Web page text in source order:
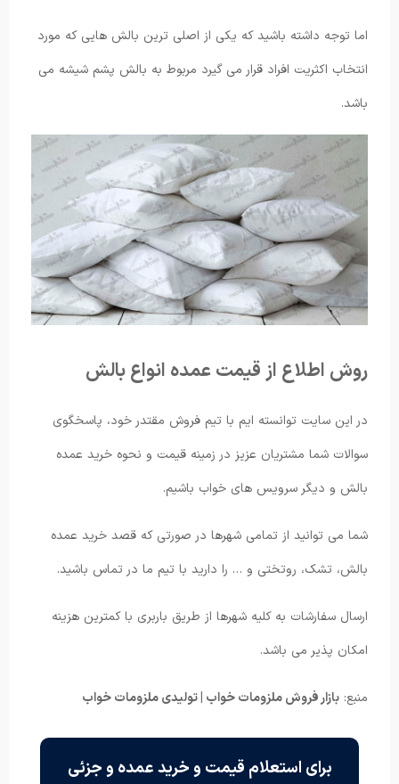
اما توجه داشته باشید که یکی از اصلی ترین بالش هایی که مورد
انتخاب اکثریت افراد قرار می گیرد مربوط به بالش پشم شیشه می
باشد.
روش اطلاع از قیمت عمده انواع بالش
در این سایت توانسته ایم با تیم فروش مقتدر خود، پاسخگوی
سوالات شما مشتریان عزیز در زمینه قیمت و نحوه خرید عمده
بالش و دیگر سرویس های خواب باشیم.
شما می توانید از تمامی شهرها در صورتی که قصد خرید عمده
بالش، تشک، روتختی و … را دارید با تیم ما در تماس باشید.
ارسال سفارشات به کلیه شهرها از طریق باربری با کمترین هزینه
امکان پذیر می باشد.
منبع: بازار فروش ملزومات خواب | تولیدی ملزومات خواب
برای استعلام قیمت و خرید عمده و جزئی